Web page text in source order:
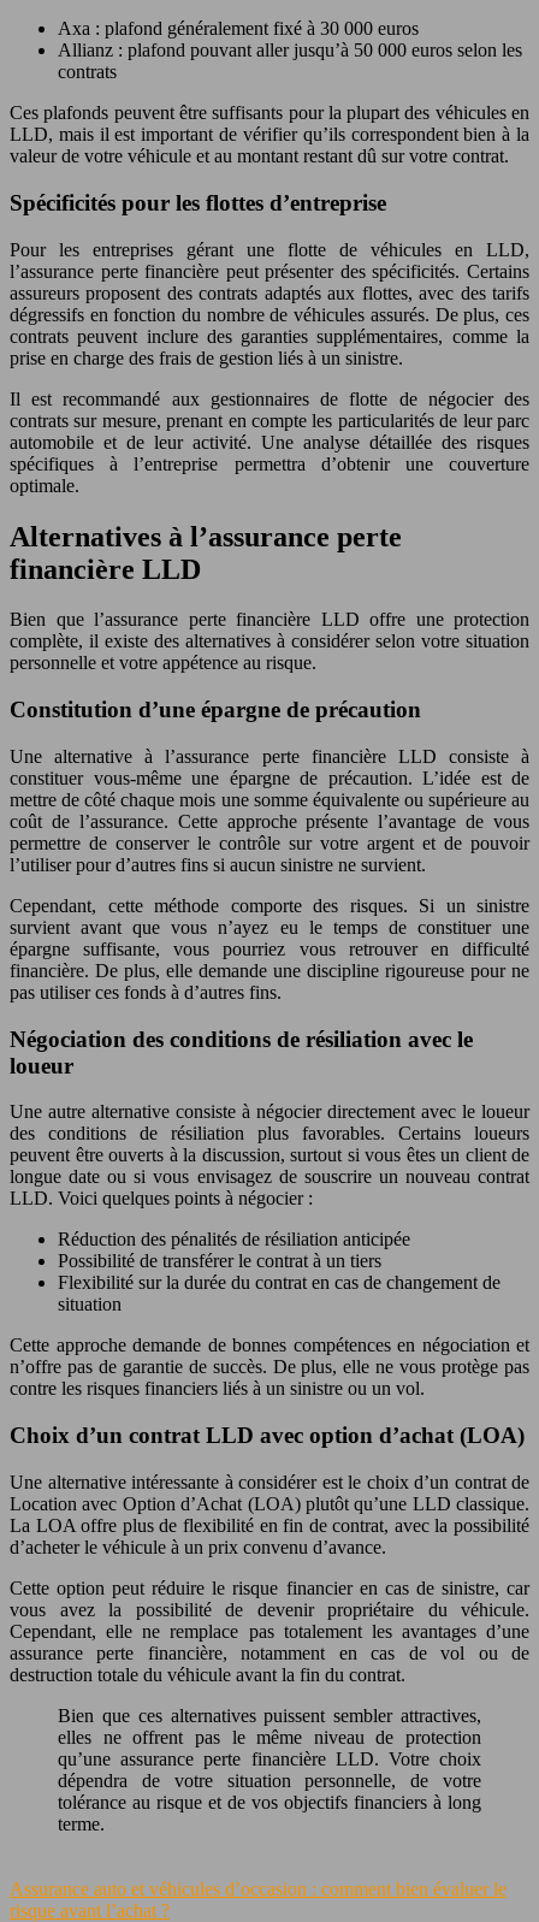
Axa : plafond généralement fixé à 30 000 euros
Allianz : plafond pouvant aller jusqu’à 50 000 euros selon les
contrats
Ces plafonds peuvent être suffisants pour la plupart des véhicules en
LLD, mais il est important de vérifier qu’ils correspondent bien à la
valeur de votre véhicule et au montant restant dû sur votre contrat.
Spécificités pour les flottes d’entreprise
Pour les entreprises gérant une flotte de véhicules en LLD,
l’assurance perte financière peut présenter des spécificités. Certains
assureurs proposent des contrats adaptés aux flottes, avec des tarifs
dégressifs en fonction du nombre de véhicules assurés. De plus, ces
contrats peuvent inclure des garanties supplémentaires, comme la
prise en charge des frais de gestion liés à un sinistre.
Il est recommandé aux gestionnaires de flotte de négocier des
contrats sur mesure, prenant en compte les particularités de leur parc
automobile et de leur activité. Une analyse détaillée des risques
spécifiques à l’entreprise permettra d’obtenir une couverture
optimale.
Alternatives à l’assurance perte
financière LLD
Bien que l’assurance perte financière LLD offre une protection
complète, il existe des alternatives à considérer selon votre situation
personnelle et votre appétence au risque.
Constitution d’une épargne de précaution
Une alternative à l’assurance perte financière LLD consiste à
constituer vous-même une épargne de précaution. L’idée est de
mettre de côté chaque mois une somme équivalente ou supérieure au
coût de l’assurance. Cette approche présente l’avantage de vous
permettre de conserver le contrôle sur votre argent et de pouvoir
l’utiliser pour d’autres fins si aucun sinistre ne survient.
Cependant, cette méthode comporte des risques. Si un sinistre
survient avant que vous n’ayez eu le temps de constituer une
épargne suffisante, vous pourriez vous retrouver en difficulté
financière. De plus, elle demande une discipline rigoureuse pour ne
pas utiliser ces fonds à d’autres fins.
Négociation des conditions de résiliation avec le
loueur
Une autre alternative consiste à négocier directement avec le loueur
des conditions de résiliation plus favorables. Certains loueurs
peuvent être ouverts à la discussion, surtout si vous êtes un client de
longue date ou si vous envisagez de souscrire un nouveau contrat
LLD. Voici quelques points à négocier :
Réduction des pénalités de résiliation anticipée
Possibilité de transférer le contrat à un tiers
Flexibilité sur la durée du contrat en cas de changement de
situation
Cette approche demande de bonnes compétences en négociation et
n’offre pas de garantie de succès. De plus, elle ne vous protège pas
contre les risques financiers liés à un sinistre ou un vol.
Choix d’un contrat LLD avec option d’achat (LOA)
Une alternative intéressante à considérer est le choix d’un contrat de
Location avec Option d’Achat (LOA) plutôt qu’une LLD classique.
La LOA offre plus de flexibilité en fin de contrat, avec la possibilité
d’acheter le véhicule à un prix convenu d’avance.
Cette option peut réduire le risque financier en cas de sinistre, car
vous avez la possibilité de devenir propriétaire du véhicule.
Cependant, elle ne remplace pas totalement les avantages d’une
assurance perte financière, notamment en cas de vol ou de
destruction totale du véhicule avant la fin du contrat.
Bien que ces alternatives puissent sembler attractives,
elles ne offrent pas le même niveau de protection
qu’une assurance perte financière LLD. Votre choix
dépendra de votre situation personnelle, de votre
tolérance au risque et de vos objectifs financiers à long
terme.
Assurance auto et véhicules d’occasion : comment bien évaluer le
risque avant l’achat ?